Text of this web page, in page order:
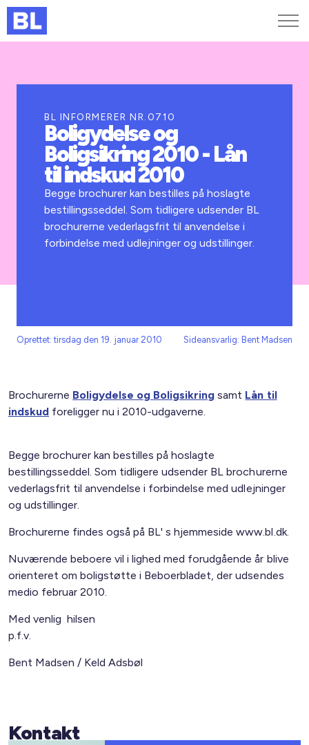
Kurser og arrangementer
Jobportalen
BL INFORMERER NR.0710
Boligydelse og
Boligsikring 2010 - Lån
til indskud 2010
Begge brochurer kan bestilles på hoslagte
bestillingsseddel. Som tidligere udsender BL
brochurerne vederlagsfrit til anvendelse i
forbindelse med udlejninger og udstillinger.
Oprettet: tirsdag den 19. januar 2010 Sideansvarlig: Bent Madsen
Brochurerne Boligydelse og Boligsikring samt Lån til
indskud foreligger nu i 2010-udgaverne.
Begge brochurer kan bestilles på hoslagte
bestillingsseddel. Som tidligere udsender BL brochurerne
vederlagsfrit til anvendelse i forbindelse med udlejninger
og udstillinger.
Brochurerne findes også på BL' s hjemmeside www.bl.dk.
Nuværende beboere vil i lighed med forudgående år blive
orienteret om boligstøtte i Beboer­bladet, der udsendes
medio februar 2010.
Med venlig hilsen
p.f.v.
Bent Madsen / Keld Adsbøl
Kontakt